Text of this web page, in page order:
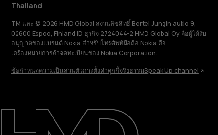
เกี่ยวกับ
ซ่อมแซม ใช้ซ้ำ รีไซเคิล
Thailand
TM และ © 2026 HMD Global สงวนลิขสิทธิ์ Bertel Jungin aukio 9,
02600 Espoo, Finland ID ธุรกิจ 2724044-2 HMD Global Oy คือผู้ได้รับ
อนุญาตของแบรนด์ Nokia สำหรับโทรศัพท์มือถือ Nokia คือ
เครื่องหมายการค้าจดทะเบียนของ Nokia Corporation.
ข้อกำหนดความเป็นส่วนตัวการตั้งค่าคุกกี้จริยธรรมSpeak Up channel